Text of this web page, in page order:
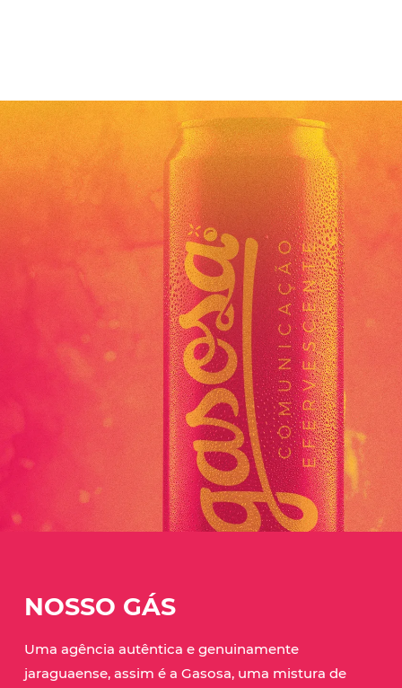
NOSSO GÁS
Uma agência autêntica e genuinamente
jaraguaense, assim é a Gasosa, uma mistura de